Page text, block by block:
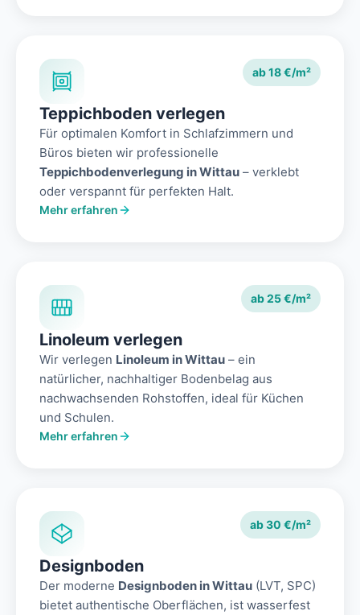
ab 18 €/m²
Teppichboden verlegen
Für optimalen Komfort in Schlafzimmern und
Büros bieten wir professionelle
Teppichbodenverlegung in Wittau – verklebt
oder verspannt für perfekten Halt.
Mehr erfahren
ab 25 €/m²
Linoleum verlegen
Wir verlegen Linoleum in Wittau – ein
natürlicher, nachhaltiger Bodenbelag aus
nachwachsenden Rohstoffen, ideal für Küchen
und Schulen.
Mehr erfahren
ab 30 €/m²
Designboden
Der moderne Designboden in Wittau (LVT, SPC)
bietet authentische Oberflächen, ist wasserfest